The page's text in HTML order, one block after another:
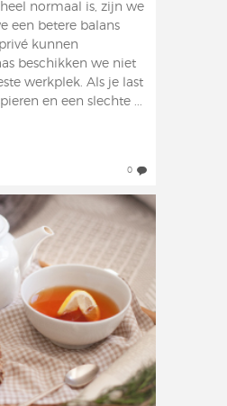
normaal is, zijn we
een betere balans
kunnen
beschikken we niet
werkplek. Als je last
en een slechte ...
0